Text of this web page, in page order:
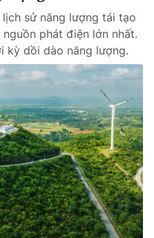
sử năng lượng tái tạo
phát điện lớn nhất.
kỳ dồi dào năng lượng.